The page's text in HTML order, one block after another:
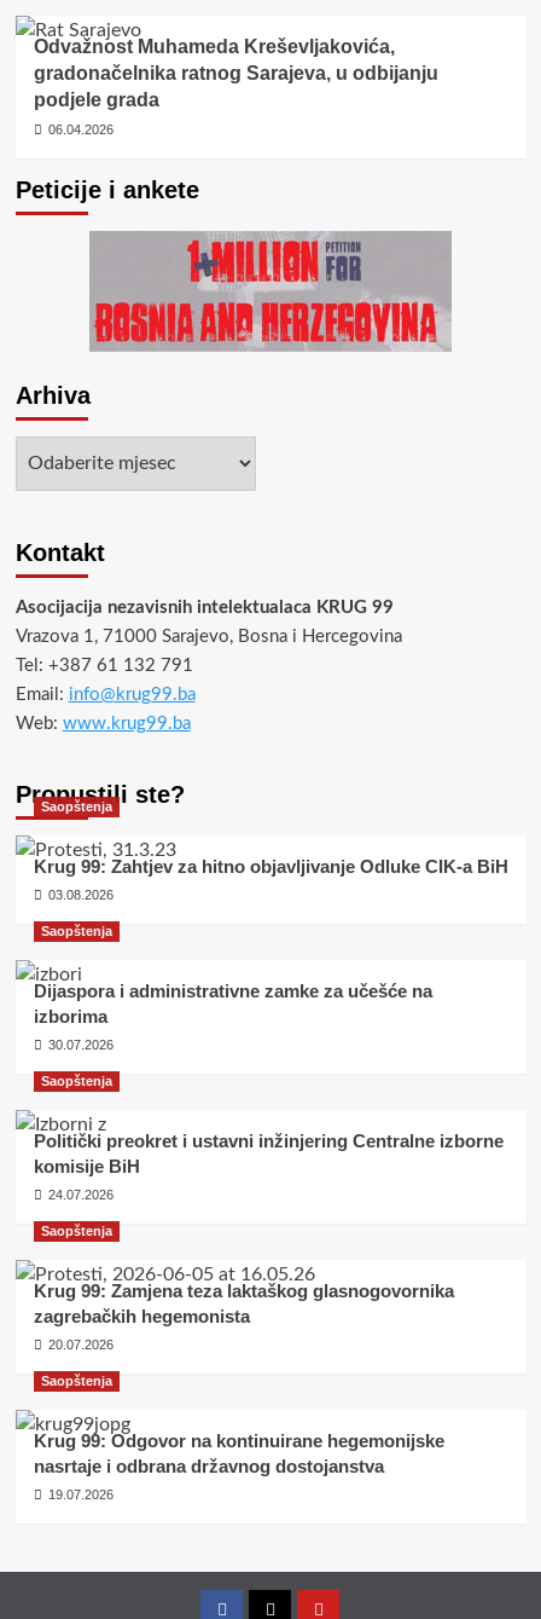
Odvažnost Muhameda Kreševljakovića,
gradonačelnika ratnog Sarajeva, u odbijanju
podjele grada
06.04.2026
Peticije i ankete
Arhiva
Kontakt
Asocijacija nezavisnih intelektualaca KRUG 99
Vrazova 1, 71000 Sarajevo, Bosna i Hercegovina
Tel: +387 61 132 791
Email: info@krug99.ba
Web: www.krug99.ba
Propustili ste?
Saopštenja
Krug 99: Zahtjev za hitno objavljivanje Odluke CIK-a BiH
03.08.2026
Saopštenja
Dijaspora i administrativne zamke za učešće na
izborima
30.07.2026
Saopštenja
Politički preokret i ustavni inžinjering Centralne izborne
komisije BiH
24.07.2026
Saopštenja
Krug 99: Zamjena teza laktaškog glasnogovornika
zagrebačkih hegemonista
20.07.2026
Saopštenja
Krug 99: Odgovor na kontinuirane hegemonijske
nasrtaje i odbrana državnog dostojanstva
19.07.2026